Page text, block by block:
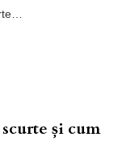
și cum